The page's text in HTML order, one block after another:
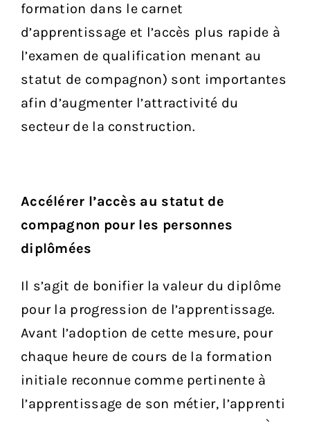
formation dans le carnet
d’apprentissage et l’accès plus rapide à
l’examen de qualification menant au
statut de compagnon) sont importantes
afin d’augmenter l’attractivité du
secteur de la construction.
Accélérer l’accès au statut de
compagnon pour les personnes
diplômées
Il s’agit de bonifier la valeur du diplôme
pour la progression de l’apprentissage.
Avant l’adoption de cette mesure, pour
chaque heure de cours de la formation
initiale reconnue comme pertinente à
l’apprentissage de son métier, l’apprenti